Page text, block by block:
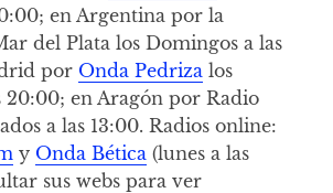
en Argentina por la
del Plata los Domingos a las
por Onda Pedriza los
20:00; en Aragón por Radio
a las 13:00. Radios online:
y Onda Bética (lunes a las
sus webs para ver